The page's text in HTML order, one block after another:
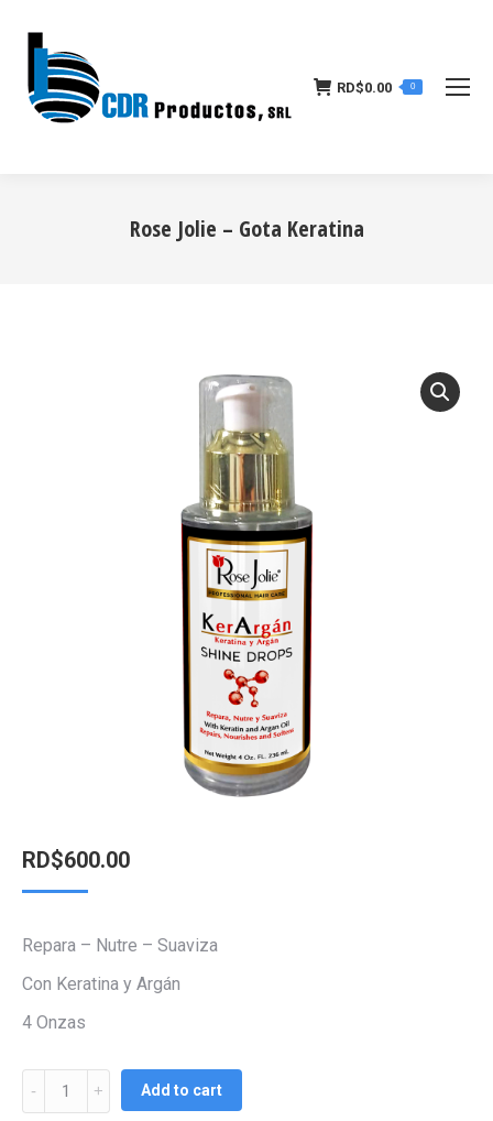
RD$0.00 0
Rose Jolie – Gota Keratina
RD$600.00
Repara – Nutre – Suaviza
Con Keratina y Argán
4 Onzas
Jolie
Add to cart